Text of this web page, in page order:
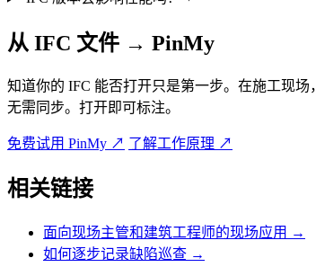
从 IFC 文件 → PinMy
知道你的 IFC 能否打开只是第一步。在施工现
无需同步。打开即可标注。
免费试用 PinMy ↗ 了解工作原理 ↗
相关链接
面向现场主管和建筑工程师的现场应用 →
如何逐步记录缺陷巡查 →